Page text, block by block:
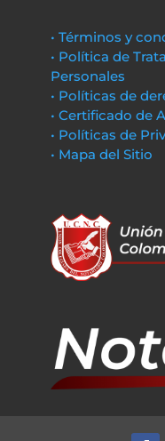
• Términos y
• Política de
Personales
• Políticas de
• Certificado de
• Políticas de
• Mapa del Sitio